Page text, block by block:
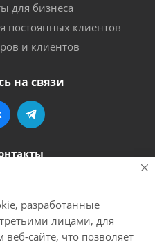
для бизнеса
постоянных клиентов
и клиентов
на связи
разработанные
лицами, для
сайте, что позволяет